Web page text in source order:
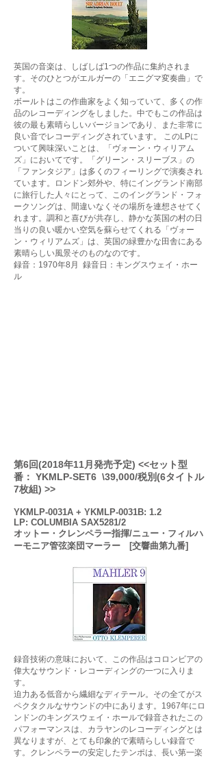
英国の音楽は、しばしば1つの作品に集約されま
す。そのひとつがエルガーの「エニグマ変奏曲」で
す。
ボールトはこの作曲家をよく知っていて、多くの作
品のレコーディングをしました。中でもこの作品は
彼の最も素晴らしいバージョンであり、また非常に
良い音でレコーディングされています。 このLPに
ついて興味深いことは、「ヴォーン・ウィリアム
ズ」においてです。「グリーン・スリーブス」の
「ファンタジア」は多くのフィーリングで演奏され
ています。ロンドン郊外や、特にイングランド南部
に旅行した人々にとって、このイングランド・フォ
ークソングは、間違いなくその場所を連想させてく
れます。調和と喜びが共存し、静かな英国の村の日
当りの良い暖かい空気を蘇らせてくれる「ヴォー
ン・ウィリアムズ」は、英国の緑豊かな田舎にある
素晴らしい風景そのものなのです。
録音：1970年8月 録音日：キングスウェイ・ホー
ル
第6回(2018年11月発売予定) <<セット型
番： YKMLP-SET6 \39,000/税別(6タイトル
7枚組) >>
YKMLP-0031A + YKMLP-0031B: 1.2
LP: COLUMBIA SAX5281/2
オットー・クレンペラー指揮/ニュー・フィルハ
ーモニア管弦楽団 マーラー [交響曲第九番]
録音技術の意味において、この作品はコロンビアの
偉大なサウンド・レコーディングの一つに入りま
す。
迫力ある低音から繊細なディテール。その全てがス
ペクタクルなサウンドの中にあります。1967年にロ
ンドンのキングスウェイ・ホールで録音されたこの
パフォーマンスは、カラヤンのレコーディングとは
異なりますが、とても印象的で素晴らしい録音で
す。クレンペラーの安定したテンポは、長い第一楽